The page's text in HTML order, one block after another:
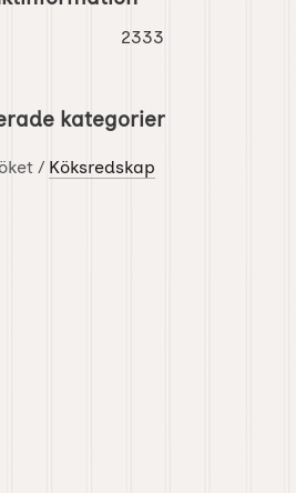
2333
kategorier
/ Köksredskap